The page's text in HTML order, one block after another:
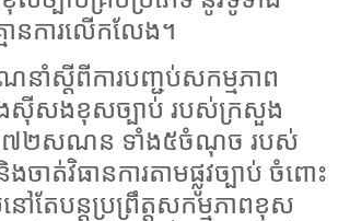
នការលើកលែង។
នាំស្តីពីការបញ្ជប់សកម្មភាព
ងស៊ីសងខុសច្បាប់ របស់ក្រសួង
០៧២សណន ទាំង៥ចំណុច របស់
ចាត់វិធានការតាមផ្លូវច្បាប់ ចំពោះ
តែបន្តប្រព្រឹត្តសកម្មភាពខុស